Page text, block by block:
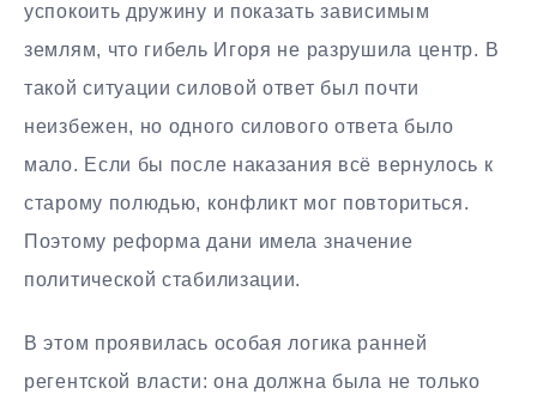
успокоить дружину и показать зависимым
землям, что гибель Игоря не разрушила центр. В
такой ситуации силовой ответ был почти
неизбежен, но одного силового ответа было
мало. Если бы после наказания всё вернулось к
старому полюдью, конфликт мог повториться.
Поэтому реформа дани имела значение
политической стабилизации.
В этом проявилась особая логика ранней
регентской власти: она должна была не только